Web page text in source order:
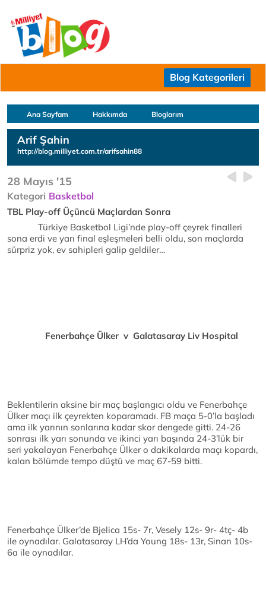
Blog Kategorileri
Ana Sayfam Hakkımda Bloglarım
Arif Şahin
http://blog.milliyet.com.tr/arifsahin88
28 Mayıs '15
Kategori Basketbol
TBL Play-off Üçüncü Maçlardan Sonra
Türkiye Basketbol Ligi’nde play-off çeyrek finalleri
sona erdi ve yarı final eşleşmeleri belli oldu, son maçlarda
sürpriz yok, ev sahipleri galip geldiler…
Fenerbahçe Ülker v Galatasaray Liv Hospital
Beklentilerin aksine bir maç başlangıcı oldu ve Fenerbahçe
Ülker maçı ilk çeyrekten koparamadı. FB maça 5-0’la başladı
ama ilk yarının sonlarına kadar skor dengede gitti. 24-26
sonrası ilk yarı sonunda ve ikinci yarı başında 24-3’lük bir
seri yakalayan Fenerbahçe Ülker o dakikalarda maçı kopardı,
kalan bölümde tempo düştü ve maç 67-59 bitti.
Fenerbahçe Ülker’de Bjelica 15s- 7r, Vesely 12s- 9r- 4tç- 4b
ile oynadılar. Galatasaray LH’da Young 18s- 13r, Sinan 10s-
6a ile oynadılar.